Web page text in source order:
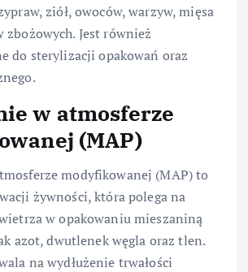
ziół, owoców, warzyw, mięsa
Jest również
do sterylizacji opakowań oraz
w atmosferze
(MAP)
modyfikowanej (MAP) to
żywności, która polega na
w opakowaniu mieszaniną
azot, dwutlenek węgla oraz tlen.
na wydłużenie trwałości